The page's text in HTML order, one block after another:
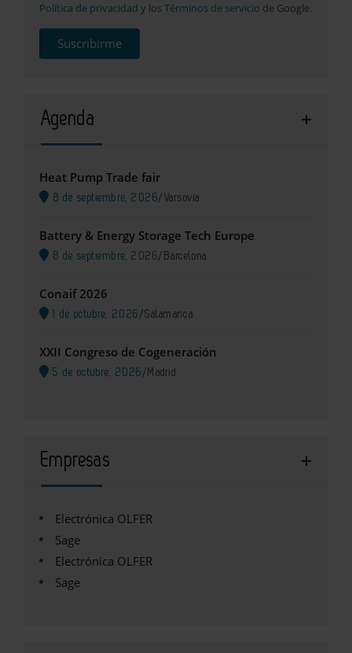
Política de privacidad y los Términos de servicio de Google.
Suscribirme
Agenda
Heat Pump Trade fair
8 de septiembre, 2026/ Varsovia
Battery & Energy Storage Tech Europe
8 de septiembre, 2026/ Barcelona
Conaif 2026
1 de octubre, 2026 /Salamanca
XXII Congreso de Cogeneración
5 de octubre, 2026 / Madrid
Empresas
Electrónica OLFER
Sage
Electrónica OLFER
Sage